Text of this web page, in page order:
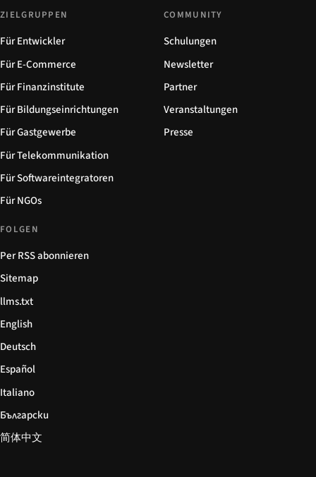
ZIELGRUPPEN
Für Entwickler
Für E-Commerce
Für Finanzinstitute
Für Bildungseinrichtungen
Für Gastgewerbe
Für Telekommunikation
Für Softwareintegratoren
Für NGOs
COMMUNITY
Schulungen
Newsletter
Partner
Veranstaltungen
Presse
FOLGEN
Per RSS abonnieren
Sitemap
llms.txt
English
Deutsch
Español
Italiano
Български
简体中文